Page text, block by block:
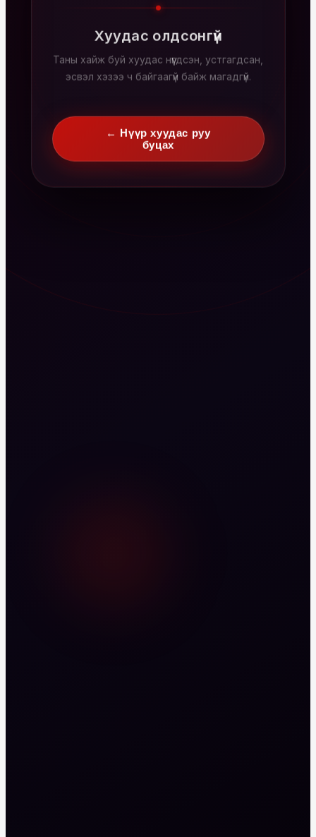
Хуудас олдсонгүй
Таны хайж буй хуудас нүүгдсэн, устгагдсан,
эсвэл хэзээ ч байгаагүй байж магадгүй.
← Нүүр хуудас руу
буцах